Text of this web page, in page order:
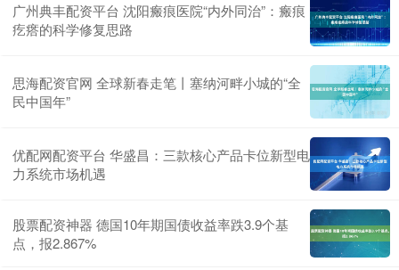
广州典丰配资平台 沈阳瘢痕医院“内外同治”：瘢痕
疙瘩的科学修复思路
思海配资官网 全球新春走笔丨塞纳河畔小城的“全
民中国年”
优配网配资平台 华盛昌：三款核心产品卡位新型电
力系统市场机遇
股票配资神器 德国10年期国债收益率跌3.9个基
点，报2.867%